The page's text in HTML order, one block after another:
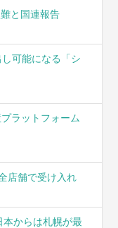
と国連報告
可能になる「シ
ラットフォーム
店舗で受け入れ
本からは札幌が最